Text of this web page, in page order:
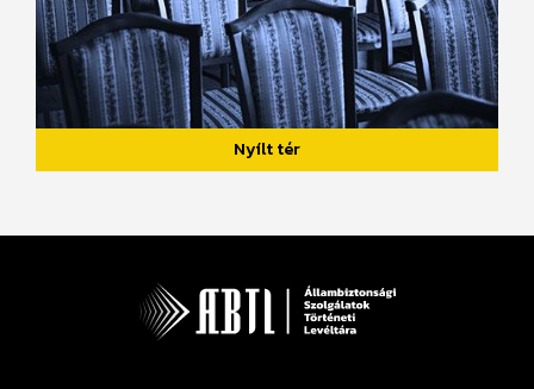
Nyílt tér